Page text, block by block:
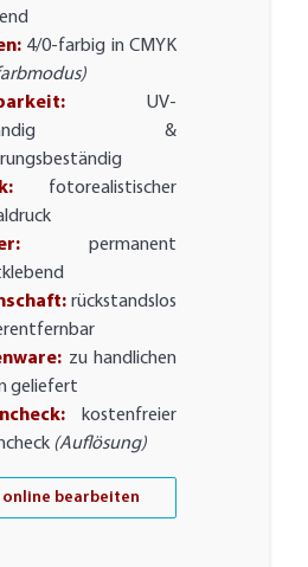
4/0-farbig in CMYK
UV-
&
fotorealistischer
permanent
rückstandslos
zu handlichen
geliefert
kostenfreier
(Auflösung)
online bearbeiten